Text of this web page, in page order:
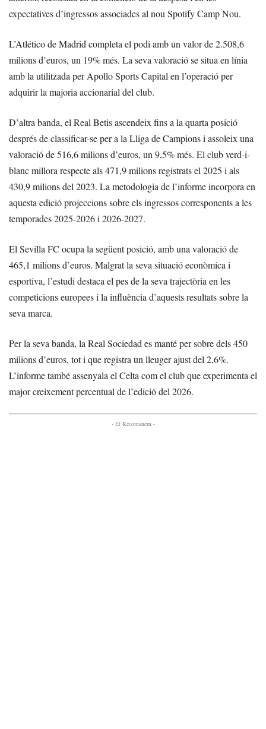
expectatives d’ingressos associades al nou Spotify Camp Nou.
L’Atlético de Madrid completa el podi amb un valor de 2.508,6
milions d’euros, un 19% més. La seva valoració se situa en línia
amb la utilitzada per Apollo Sports Capital en l’operació per
adquirir la majoria accionarial del club.
D’altra banda, el Real Betis ascendeix fins a la quarta posició
després de classificar-se per a la Lliga de Campions i assoleix una
valoració de 516,6 milions d’euros, un 9,5% més. El club verd-i-
blanc millora respecte als 471,9 milions registrats el 2025 i als
430,9 milions del 2023. La metodologia de l’informe incorpora en
aquesta edició projeccions sobre els ingressos corresponents a les
temporades 2025-2026 i 2026-2027.
El Sevilla FC ocupa la següent posició, amb una valoració de
465,1 milions d’euros. Malgrat la seva situació econòmica i
esportiva, l’estudi destaca el pes de la seva trajectòria en les
competicions europees i la influència d’aquests resultats sobre la
seva marca.
Per la seva banda, la Real Sociedad es manté per sobre dels 450
milions d’euros, tot i que registra un lleuger ajust del 2,6%.
L’informe també assenyala el Celta com el club que experimenta el
major creixement percentual de l’edició del 2026.
- Et Recomanem -